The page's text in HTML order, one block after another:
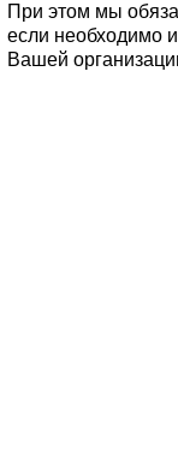
При этом мы
если необходимо
Вашей